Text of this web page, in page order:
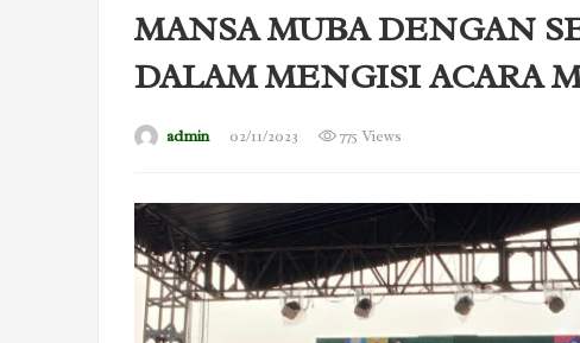
MANSA MUBA DENGAN
DALAM MENGISI ACARA
admin 02/11/2023 775 Views